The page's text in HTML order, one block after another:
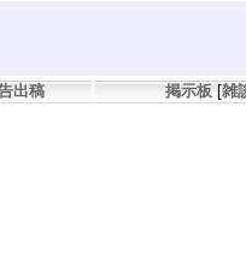
出稿 掲示板 [雑